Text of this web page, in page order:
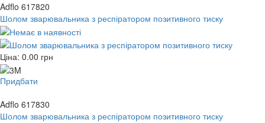
Adflo 617820
Шолом зварювальника з респіратором позитивного тиску
Ціна: 0.00 грн
Придбати
Adflo 617830
Шолом зварювальника з респіратором позитивного тиску